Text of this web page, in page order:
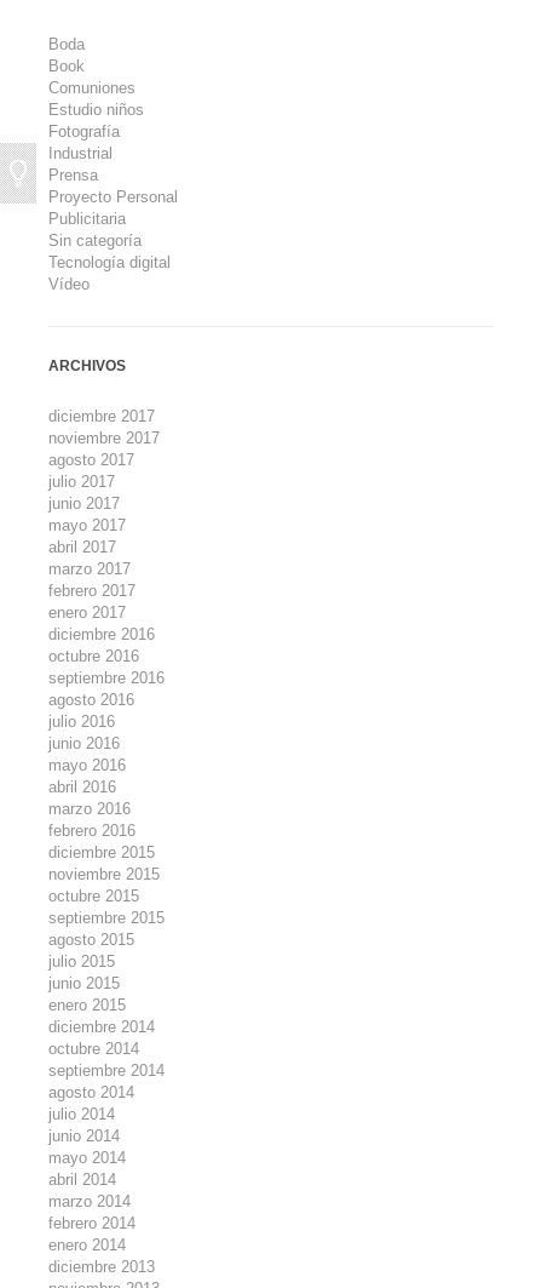
Boda
Book
Comuniones
Estudio niños
Fotografía
Industrial
Prensa
Proyecto Personal
Publicitaria
Sin categoría
Tecnología digital
Vídeo
ARCHIVOS
diciembre 2017
noviembre 2017
agosto 2017
julio 2017
junio 2017
mayo 2017
abril 2017
marzo 2017
febrero 2017
enero 2017
diciembre 2016
octubre 2016
septiembre 2016
agosto 2016
julio 2016
junio 2016
mayo 2016
abril 2016
marzo 2016
febrero 2016
diciembre 2015
noviembre 2015
octubre 2015
septiembre 2015
agosto 2015
julio 2015
junio 2015
enero 2015
diciembre 2014
octubre 2014
septiembre 2014
agosto 2014
julio 2014
junio 2014
mayo 2014
abril 2014
marzo 2014
febrero 2014
enero 2014
diciembre 2013